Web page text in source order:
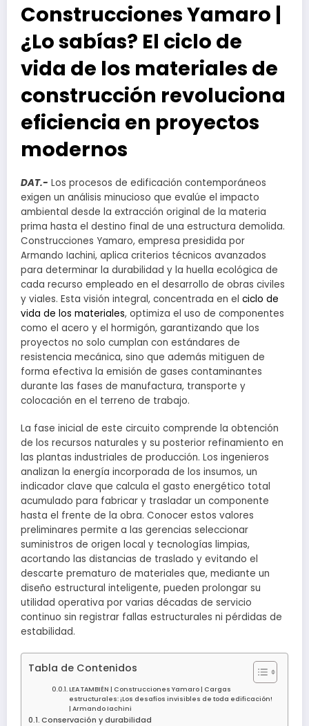
Construcciones Yamaro |
¿Lo sabías? El ciclo de
vida de los materiales de
construcción revoluciona
eficiencia en proyectos
modernos
DAT.- Los procesos de edificación contemporáneos
exigen un análisis minucioso que evalúe el impacto
ambiental desde la extracción original de la materia
prima hasta el destino final de una estructura demolida.
Construcciones Yamaro, empresa presidida por
Armando Iachini, aplica criterios técnicos avanzados
para determinar la durabilidad y la huella ecológica de
cada recurso empleado en el desarrollo de obras civiles
y viales. Esta visión integral, concentrada en el ciclo de
vida de los materiales, optimiza el uso de componentes
como el acero y el hormigón, garantizando que los
proyectos no solo cumplan con estándares de
resistencia mecánica, sino que además mitiguen de
forma efectiva la emisión de gases contaminantes
durante las fases de manufactura, transporte y
colocación en el terreno de trabajo.
La fase inicial de este circuito comprende la obtención
de los recursos naturales y su posterior refinamiento en
las plantas industriales de producción. Los ingenieros
analizan la energía incorporada de los insumos, un
indicador clave que calcula el gasto energético total
acumulado para fabricar y trasladar un componente
hasta el frente de la obra. Conocer estos valores
preliminares permite a las gerencias seleccionar
suministros de origen local y tecnologías limpias,
acortando las distancias de traslado y evitando el
descarte prematuro de materiales que, mediante un
diseño estructural inteligente, pueden prolongar su
utilidad operativa por varias décadas de servicio
continuo sin registrar fallas estructurales ni pérdidas de
estabilidad.
Tabla de Contenidos
LEA TAMBIÉN | Construcciones Yamaro | Cargas
estructurales: ¡Los desafíos invisibles de toda edificación!
| Armando Iachini
Conservación y durabilidad